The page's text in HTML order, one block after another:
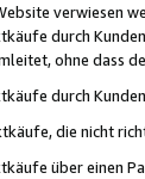
verwiesen
durch
ohne dass
durch
die nicht
über einen